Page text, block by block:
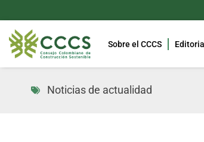
Sobre el CCCS
Noticias de actualidad